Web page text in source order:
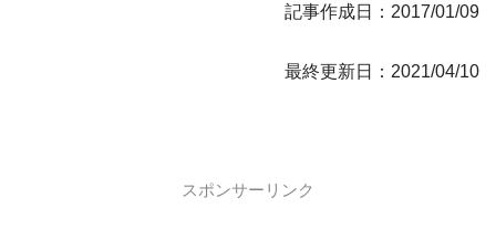
記事作成日：2017/01/09
最終更新日：2021/04/10
スポンサーリンク